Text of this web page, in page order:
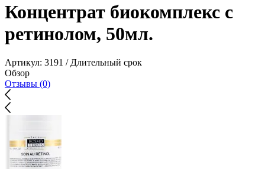
Концентрат биокомплекс с
ретинолом, 50мл.
Артикул: 3191 / Длительный срок
Обзор
Отзывы (0)